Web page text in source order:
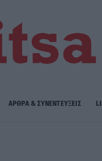
ΑΡΘΡΑ & ΣΥΝΕΝΤΕΥΞΕΙΣ